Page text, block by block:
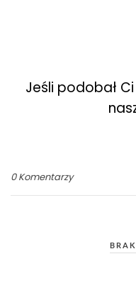
Jeśli podobał
0 Komentarzy